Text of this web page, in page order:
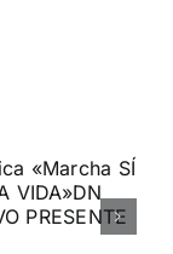
DN en la
Reunión